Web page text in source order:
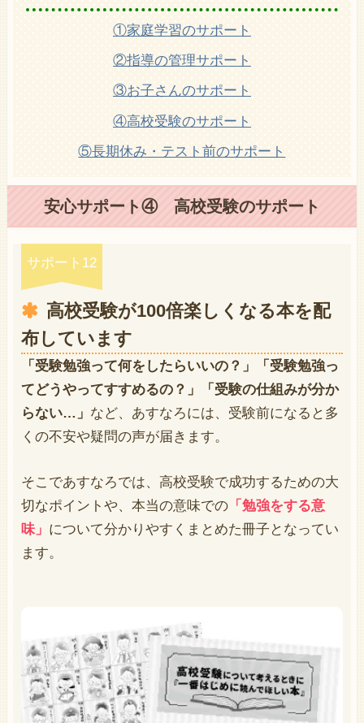
①家庭学習のサポート
②指導の管理サポート
③お子さんのサポート
④高校受験のサポート
⑤長期休み・テスト前のサポート
安心サポート④ 高校受験のサポート
サポート12
高校受験が100倍楽しくなる本を配
布しています
「受験勉強って何をしたらいいの？」「受験勉強っ
てどうやってすすめるの？」「受験の仕組みが分か
らない…」 など、あすなろには、受験前になると多
くの不安や疑問の声が届きます。
そこであすなろでは、高校受験で成功するための大
切なポイントや、本当の意味での「勉強をする意
味」 について分かりやすくまとめた冊子となってい
ます。